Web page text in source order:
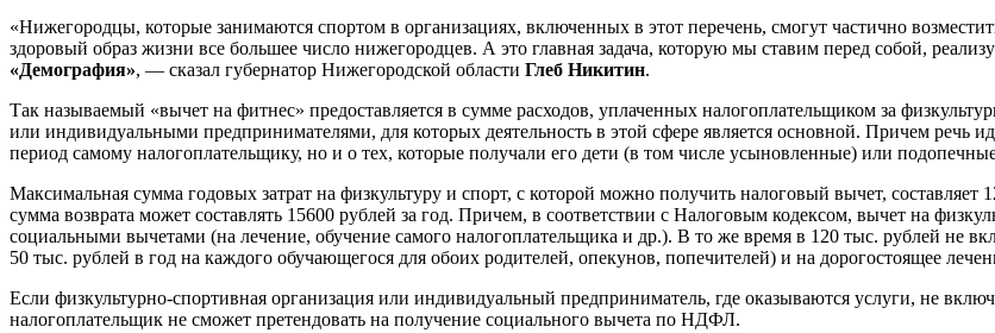
«Нижегородцы, которые занимаются спортом в организациях, включенных в этот перечень, смогут частично
здоровый образ жизни все большее число нижегородцев. А это главная задача, которую мы ставим перед собой,
«Демография», — сказал губернатор Нижегородской области Глеб Никитин.
Так называемый «вычет на фитнес» предоставляется в сумме расходов, уплаченных налогоплательщиком за
или индивидуальными предпринимателями, для которых деятельность в этой сфере является основной. Причем речь
период самому налогоплательщику, но и о тех, которые получали его дети (в том числе усыновленные) или подопечные
Максимальная сумма годовых затрат на физкультуру и спорт, с которой можно получить налоговый вычет, составляет
сумма возврата может составлять 15600 рублей за год. Причем, в соответствии с Налоговым кодексом, вычет на
социальными вычетами (на лечение, обучение самого налогоплательщика и др.). В то же время в 120 тыс. рублей не
50 тыс. рублей в год на каждого обучающегося для обоих родителей, опекунов, попечителей) и на дорогостоящее
Если физкультурно-спортивная организация или индивидуальный предприниматель, где оказываются услуги, не
налогоплательщик не сможет претендовать на получение социального вычета по НДФЛ.